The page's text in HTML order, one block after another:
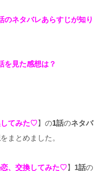
のネタバレあらすじが知り
を見た感想は？
してみた♡】の1話のネタバ
をまとめました。
、交換してみた♡】 1話の